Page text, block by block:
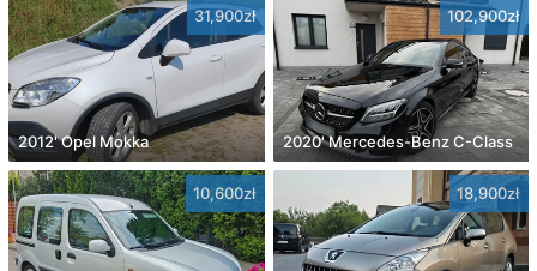
31,900zł
2012' Opel Mokka
102,900zł
2020' Mercedes-Benz C-Class
10,600zł 18,900zł